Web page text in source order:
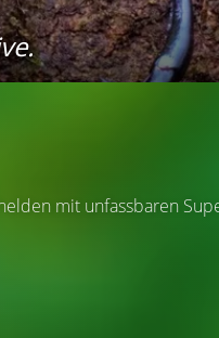
mit unfassbaren